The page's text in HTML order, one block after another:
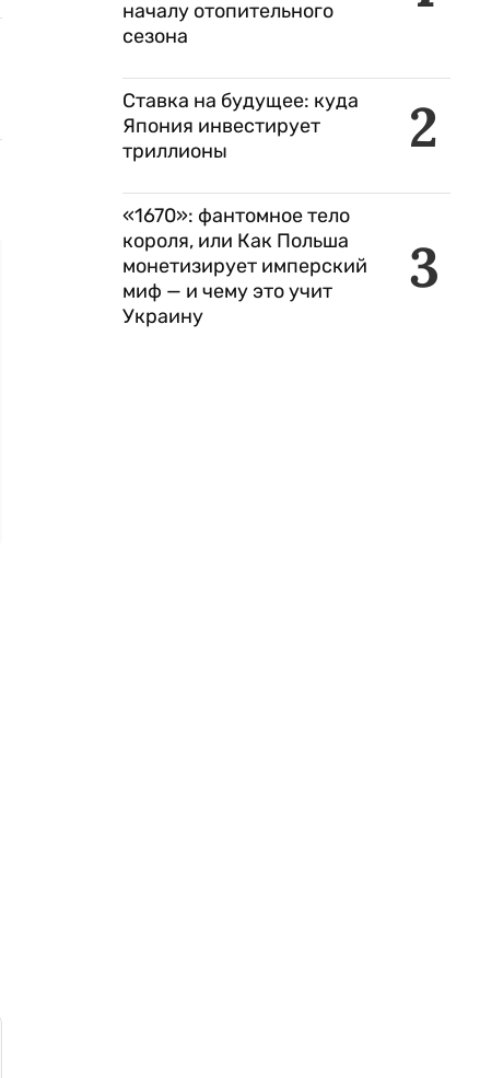
началу отопительного
сезона
2
Ставка на будущее: куда
Япония инвестирует
триллионы
3
«1670»: фантомное тело
короля, или Как Польша
монетизирует имперский
миф — и чему это учит
Украину